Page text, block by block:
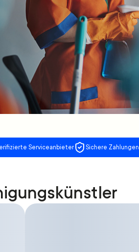
Serviceanbieter Sichere Zahlungen